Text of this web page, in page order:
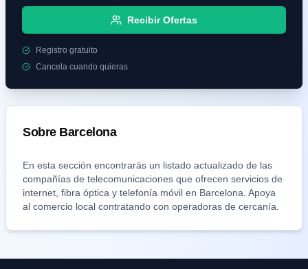
Recibir Ofertas
Registro gratuito
Cancela cuando quieras
Sobre Barcelona
En esta sección encontrarás un listado actualizado de las
compañías de telecomunicaciones que ofrecen servicios de
internet, fibra óptica y telefonía móvil en Barcelona . Apoya
al comercio local contratando con operadoras de cercanía.